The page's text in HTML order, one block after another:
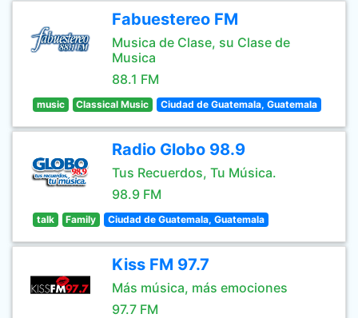
Fabuestereo FM
Musica de Clase, su Clase de
Musica
88.1 FM
music Classical Music Ciudad de Guatemala, Guatemala
Radio Globo 98.9
Tus Recuerdos, Tu Música.
98.9 FM
talk Family Ciudad de Guatemala, Guatemala
Kiss FM 97.7
Más música, más emociones
97.7 FM